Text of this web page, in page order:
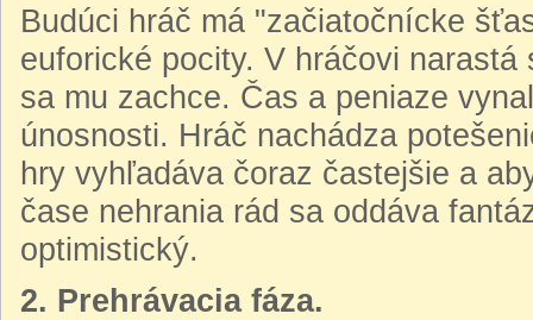
Budúci hráč má "začiatočnícke
euforické pocity. V hráčovi
sa mu zachce. Čas a peniaze
únosnosti. Hráč nachádza
hry vyhľadáva čoraz častejšie a
čase nehrania rád sa oddáva
optimistický.
2. Prehrávacia fáza.